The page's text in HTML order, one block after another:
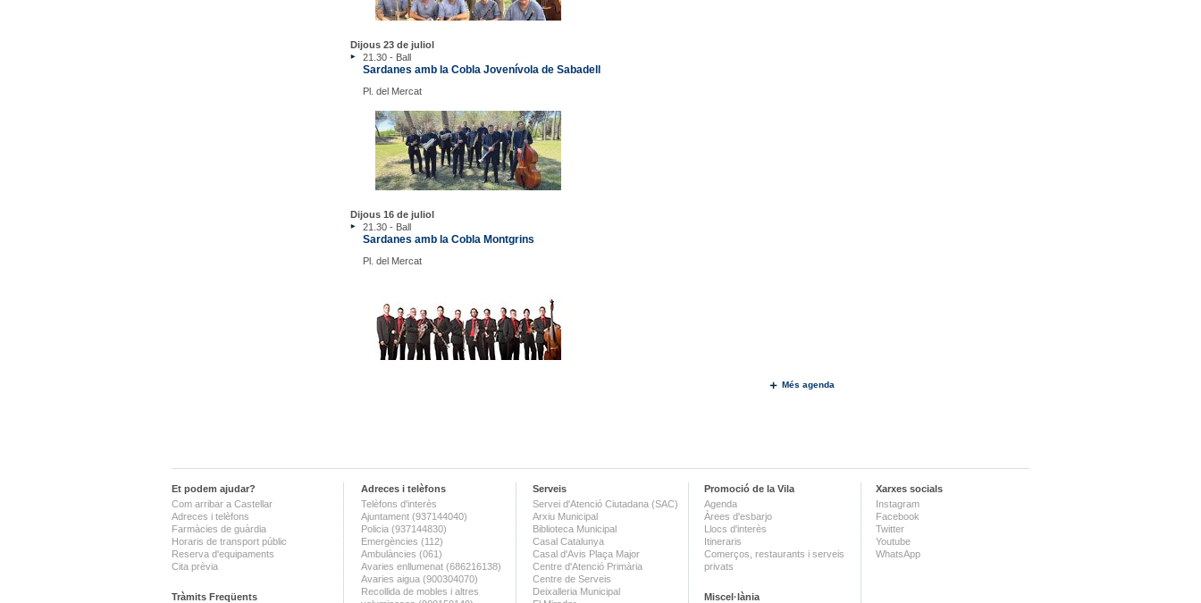
Dijous 23 de juliol
21.30 - Ball
Sardanes amb la Cobla Jovenívola de Sabadell
Pl. del Mercat
Dijous 16 de juliol
21.30 - Ball
Sardanes amb la Cobla Montgrins
Pl. del Mercat
Més agenda
Et podem ajudar?
Com arribar a Castellar
Adreces i telèfons
Farmàcies de guàrdia
Horaris de transport públic
Reserva d'equipaments
Cita prèvia
Tràmits Freqüents
Adreces i telèfons
Telèfons d'interès
Ajuntament (937144040)
Policia (937144830)
Emergències (112)
Ambulàncies (061)
Avaries enllumenat (686216138)
Avaries aigua (900304070)
Recollida de mobles i altres
Serveis
Servei d'Atenció Ciutadana (SAC)
Arxiu Municipal
Biblioteca Municipal
Casal Catalunya
Casal d'Avis Plaça Major
Centre d'Atenció Primària
Centre de Serveis
Deixalleria Municipal
Promoció de la Vila
Agenda
Àrees d'esbarjo
Llocs d'interès
Itineraris
Comerços, restaurants i serveis
privats
Miscel·lània
Xarxes socials
Instagram
Facebook
Twitter
Youtube
WhatsApp